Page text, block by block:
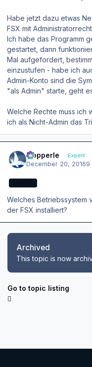
Habe jetzt dazu etwas
FSX mit
Ich habe das Programm
gestartet, dann
Mal aufgefordert,
einzustufen - habe ich
Admin-Konto sind die
"als Admin" starte, geht
Welche Rechte muss ich
ich als Nicht-Admin das
mopperle Expert
December 20, 20169
Welches Betriebssystem
der FSX installiert?
Archived
This topic is now
Go to topic listing